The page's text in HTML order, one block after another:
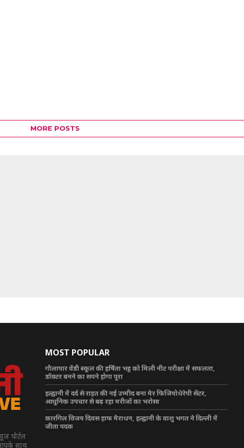
MORE POSTS
पोर्टल
आपके साथ
MOST POPULAR
गौलापार वेंडी स्कूल की हर्षिता भट्ट को मिली नीट परीक्षा में सफलता,
डॉक्टर बनने का सपने होगा पूरा
हल्द्वानी में दर्द से राहत की नई उम्मीद बना मेर फिजियोथेरेपी सेंटर,
आधुनिक उपचार से बढ़ रहा मरीजों का भरोसा
कारगिल विजय दिवस हाफ मैराथन, हल्द्वानी के वाशु भगत ने दिल्ली में
जीता पदक